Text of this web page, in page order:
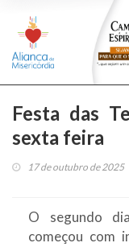
Festa das
sexta feira
17 de outubro de 2025
O segundo
começou com